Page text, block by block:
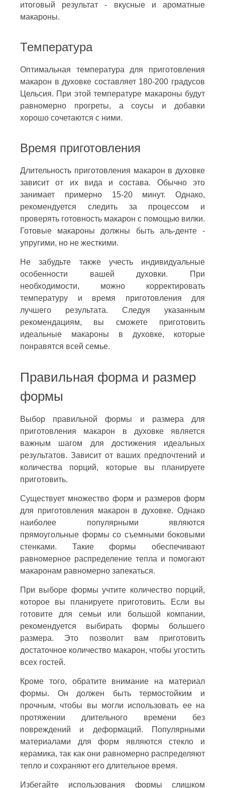
итоговый результат - вкусные и ароматные
макароны.
Температура
Оптимальная температура для приготовления
макарон в духовке составляет 180-200 градусов
Цельсия. При этой температуре макароны будут
равномерно прогреты, а соусы и добавки
хорошо сочетаются с ними.
Время приготовления
Длительность приготовления макарон в духовке
зависит от их вида и состава. Обычно это
занимает примерно 15-20 минут. Однако,
рекомендуется следить за процессом и
проверять готовность макарон с помощью вилки.
Готовые макароны должны быть аль-денте -
упругими, но не жесткими.
Не забудьте также учесть индивидуальные
особенности вашей духовки. При
необходимости, можно корректировать
температуру и время приготовления для
лучшего результата. Следуя указанным
рекомендациям, вы сможете приготовить
идеальные макароны в духовке, которые
понравятся всей семье.
Правильная форма и размер
формы
Выбор правильной формы и размера для
приготовления макарон в духовке является
важным шагом для достижения идеальных
результатов. Зависит от ваших предпочтений и
количества порций, которые вы планируете
приготовить.
Существует множество форм и размеров форм
для приготовления макарон в духовке. Однако
наиболее популярными являются
прямоугольные формы со съемными боковыми
стенками. Такие формы обеспечивают
равномерное распределение тепла и помогают
макаронам равномерно запекаться.
При выборе формы учтите количество порций,
которое вы планируете приготовить. Если вы
готовите для семьи или большой компании,
рекомендуется выбирать формы большего
размера. Это позволит вам приготовить
достаточное количество макарон, чтобы угостить
всех гостей.
Кроме того, обратите внимание на материал
формы. Он должен быть термостойким и
прочным, чтобы вы могли использовать ее на
протяжении длительного времени без
повреждений и деформаций. Популярными
материалами для форм являются стекло и
керамика, так как они равномерно распределяют
тепло и сохраняют его длительное время.
Избегайте использования формы слишком